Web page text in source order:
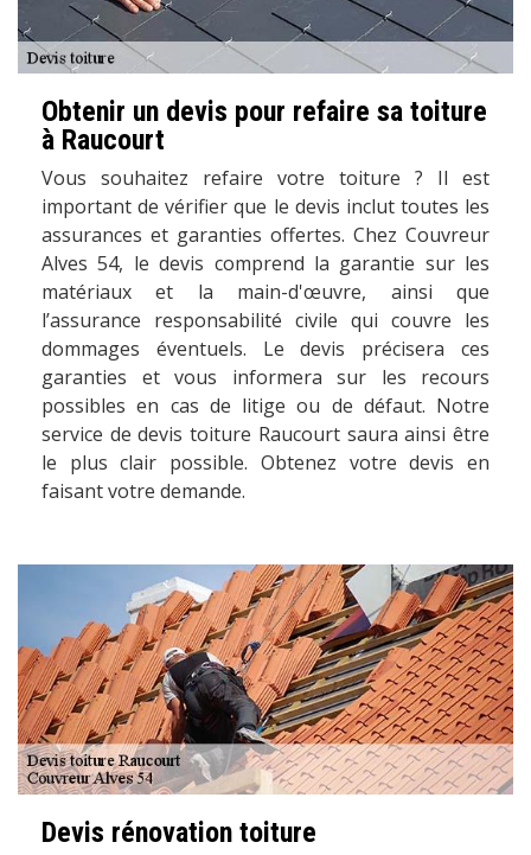
Obtenir un devis pour refaire sa toiture
à Raucourt
Vous souhaitez refaire votre toiture ? Il est
important de vérifier que le devis inclut toutes les
assurances et garanties offertes. Chez Couvreur
Alves 54, le devis comprend la garantie sur les
matériaux et la main-d'œuvre, ainsi que
l’assurance responsabilité civile qui couvre les
dommages éventuels. Le devis précisera ces
garanties et vous informera sur les recours
possibles en cas de litige ou de défaut. Notre
service de devis toiture Raucourt saura ainsi être
le plus clair possible. Obtenez votre devis en
faisant votre demande.
Devis rénovation toiture